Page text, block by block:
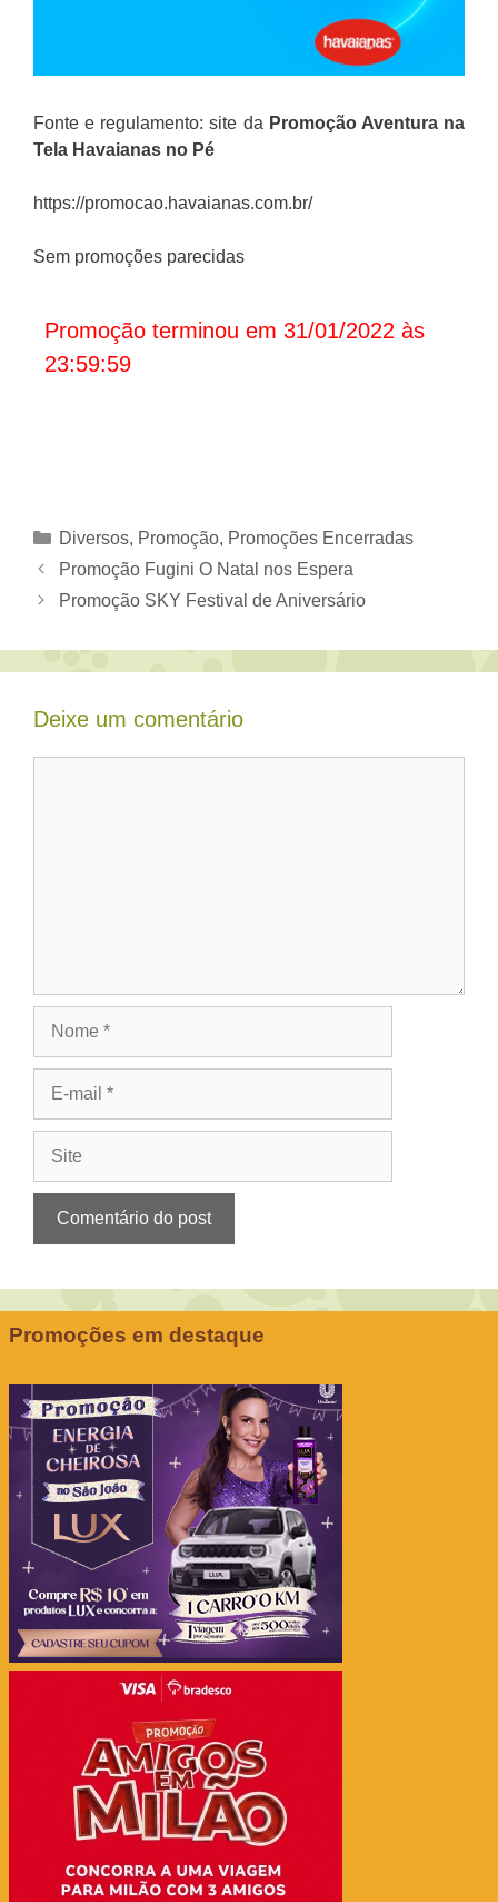
Fonte e regulamento: site da Promoção Aventura na
Tela Havaianas no Pé
https://promocao.havaianas.com.br/
Sem promoções parecidas
Promoção terminou em 31/01/2022 às
23:59:59
Categorias
Diversos, Promoção, Promoções Encerradas
Promoção Fugini O Natal nos Espera
Promoção SKY Festival de Aniversário
Deixe um comentário
Promoções em destaque